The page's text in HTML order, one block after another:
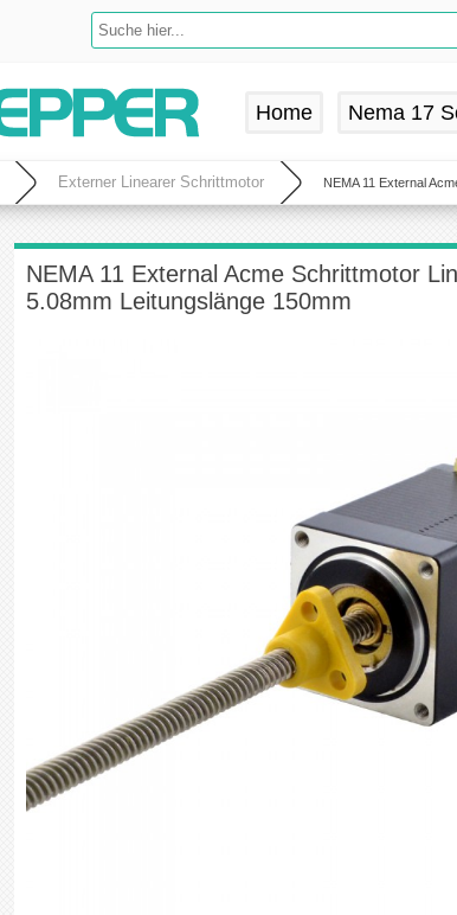
Home Nema 17
Externer Linearer Schrittmotor NEMA 11 External
NEMA 11 External Acme Schrittmotor
5.08mm Leitungslänge 150mm